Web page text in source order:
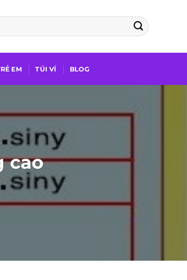
EM TÚI VÍ BLOG
cao